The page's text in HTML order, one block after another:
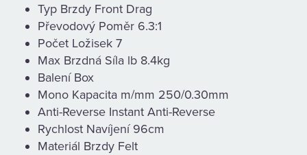
KAMENNÁ
Typ Brzdy Front Drag
Převodový Poměr 6.3:1
Počet Ložisek 7
Max Brzdná Síla lb 8.4kg
Balení Box
Mono Kapacita m/mm 250/0.30mm
Anti-Reverse Instant Anti-Reverse
Rychlost Navíjení 96cm
Materiál Brzdy Felt